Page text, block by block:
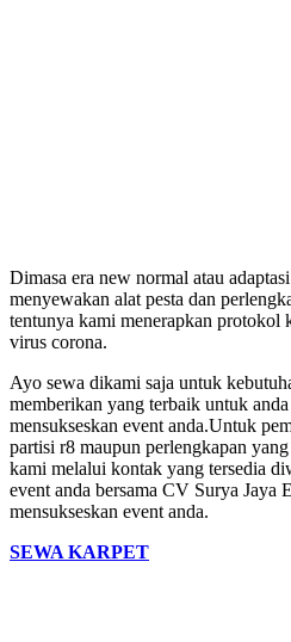
Dimasa era new normal atau
menyewakan alat pesta dan
tentunya kami menerapkan protokol
virus corona.
Ayo sewa dikami saja untuk
memberikan yang terbaik untuk
mensukseskan event anda.Untuk
partisi r8 maupun perlengkapan
kami melalui kontak yang tersedia
event anda bersama CV Surya Jaya
mensukseskan event anda.
SEWA KARPET